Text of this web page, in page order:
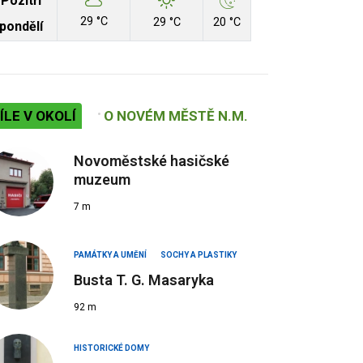
pondělí
29 °C 29 °C 20 °C
V OKOLÍ O NOVÉM MĚSTĚ N.M.
Novoměstské hasičské
muzeum
7 m
PAMÁTKY A UMĚNÍ SOCHY A PLASTIKY
Busta T. G. Masaryka
92 m
HISTORICKÉ DOMY